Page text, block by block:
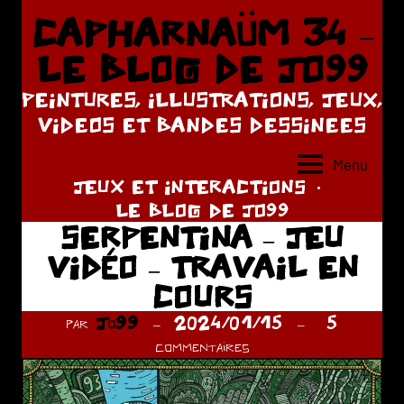
Aller
contenu
CAPHARNAÜM 34 –
LE BLOG DE JO99
PEINTURES, ILLUSTRATIONS, JEUX,
VIDEOS ET BANDES DESSINEES
Menu
JEUX ET INTERACTIONS
LE BLOG DE JO99
SERPENTINA – JEU
VIDÉO – TRAVAIL EN
COURS
par Jo99 2024/01/15
5
commentaires